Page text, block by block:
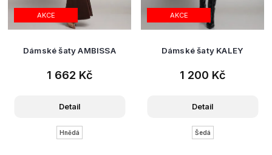
AKCE
Dámské šaty AMBISSA
1 662 Kč
Detail
Hnědá
AKCE
Dámské šaty KALEY
1 200 Kč
Detail
Šedá